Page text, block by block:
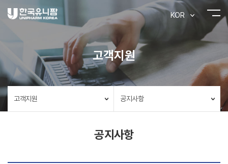
KOR
고객지원
고객지원 공지사항
공지사항